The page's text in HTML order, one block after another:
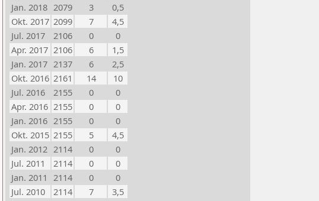
Jan. 2018 2079 3
0,5
Okt. 2017 2099 7
4,5
Jul. 2017
2106 0
0
Apr. 2017 2106 6
1,5
Jan. 2017 2137 6
2,5
Okt. 2016 2161 14
10
Jul. 2016
2155 0
0
Apr. 2016 2155 0
0
Jan. 2016 2155 0
0
Okt. 2015 2155 5
4,5
Jan. 2012 2114 0
0
Jul. 2011
2114 0
0
Jan. 2011 2114 0
0
Jul. 2010
2114 7
3,5